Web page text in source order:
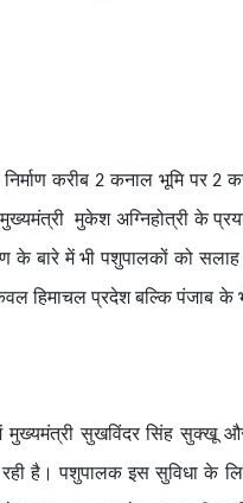
करीब 2 कनाल भूमि पर 2
मुकेश अग्निहोत्री के
बारे में भी पशुपालकों को सलाह
हिमाचल प्रदेश बल्कि पंजाब के
सुखविंदर सिंह सुक्खू और
है। पशुपालक इस सुविधा के